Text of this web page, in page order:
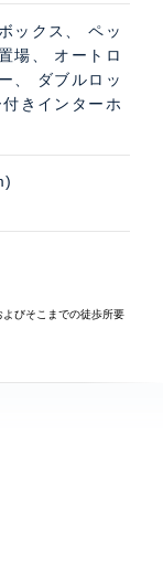
ックス、 ペッ
場、 オートロ
、 ダブルロッ
きインターホ
びそこまでの徒歩所要